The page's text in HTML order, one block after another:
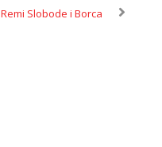
Remi Slobode i Borca